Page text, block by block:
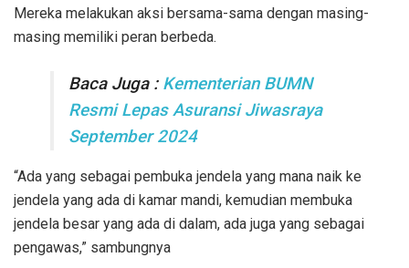
Mereka melakukan aksi bersama-sama dengan masing-
masing memiliki peran berbeda.
Baca Juga : Kementerian BUMN
Resmi Lepas Asuransi Jiwasraya
September 2024
“Ada yang sebagai pembuka jendela yang mana naik ke
jendela yang ada di kamar mandi, kemudian membuka
jendela besar yang ada di dalam, ada juga yang sebagai
pengawas,” sambungnya